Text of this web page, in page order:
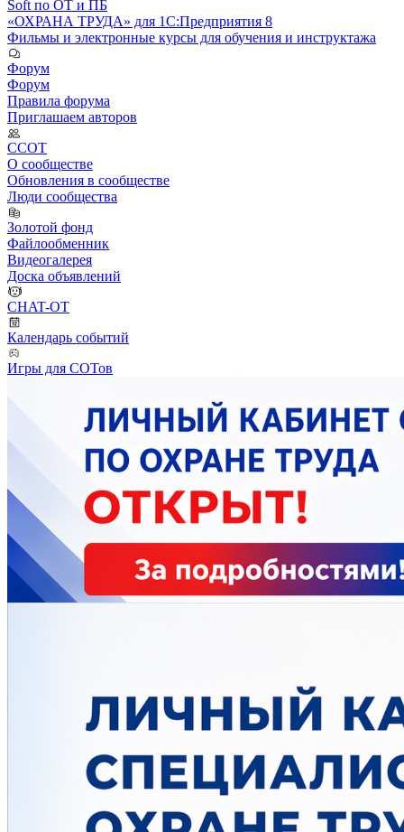
Soft по ОТ и ПБ
«ОХРАНА ТРУДА» для 1С:Предприятия 8
Фильмы и электронные курсы для обучения и инструктажа
Форум
Форум
Правила форума
Приглашаем авторов
ССОТ
О сообществе
Обновления в сообществе
Люди сообщества
Золотой фонд
Файлообменник
Видеогалерея
Доска объявлений
CHAT-OT
Календарь событий
Игры для СОТов